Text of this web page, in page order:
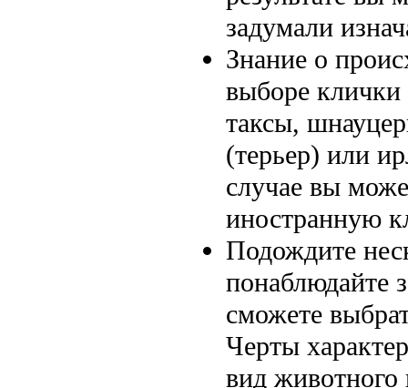
задумали
Знание о
выборе
таксы,
(терьер) или
случае вы
иностранную
Подождите
понаблюдайте
сможете
Черты
вид животного